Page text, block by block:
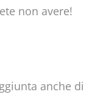
non avere!
anche di